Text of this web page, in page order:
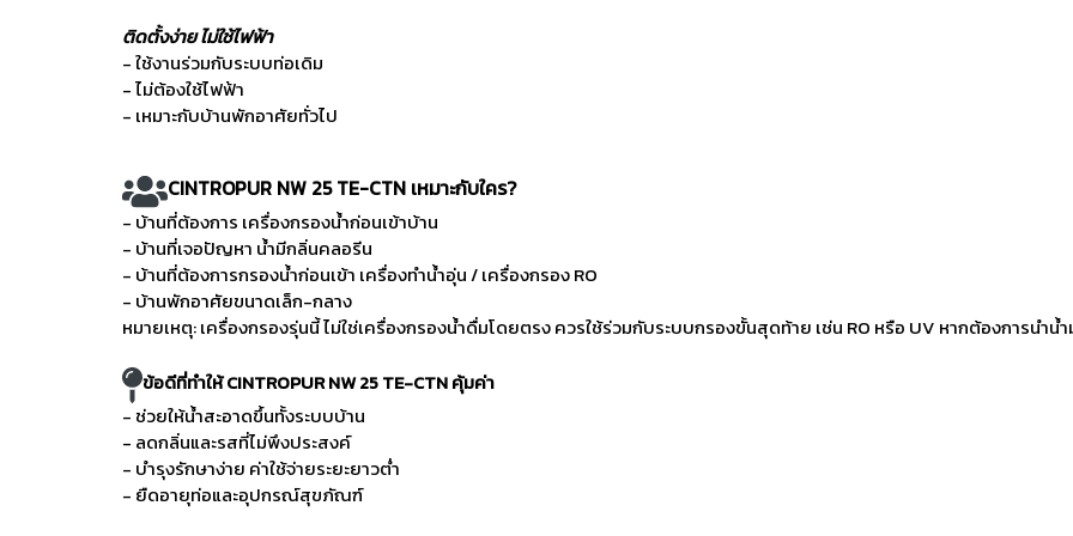
ติดตั้งง่าย ไม่ใช้ไฟฟ้า
- ใช้งานร่วมกับระบบท่อเดิม
- ไม่ต้องใช้ไฟฟ้า
- เหมาะกับบ้านพักอาศัยทั่วไป
CINTROPUR NW 25 TE-CTN เหมาะกับใคร?
- บ้านที่ต้องการ เครื่องกรองน้ำก่อนเข้าบ้าน
- บ้านที่เจอปัญหา น้ำมีกลิ่นคลอรีน
- บ้านที่ต้องการกรองน้ำก่อนเข้า เครื่องทำน้ำอุ่น / เครื่องกรอง RO
- บ้านพักอาศัยขนาดเล็ก-กลาง
หมายเหตุ: เครื่องกรองรุ่นนี้ ไม่ใช่เครื่องกรองน้ำดื่มโดยตรง ควรใช้ร่วมกับระบบกรองขั้นสุดท้าย เช่น RO หรือ UV หากต้องการนำน้
ข้อดีที่ทำให้ CINTROPUR NW 25 TE-CTN คุ้มค่า
- ช่วยให้น้ำสะอาดขึ้นทั้งระบบบ้าน
- ลดกลิ่นและรสที่ไม่พึงประสงค์
- บำรุงรักษาง่าย ค่าใช้จ่ายระยะยาวต่ำ
- ยืดอายุท่อและอุปกรณ์สุขภัณฑ์